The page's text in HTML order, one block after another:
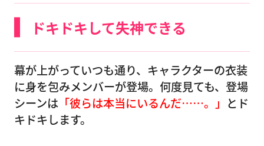
ドキドキして失神できる
幕が上がっていつも通り、キャラクターの衣装
に身を包みメンバーが登場。何度見ても、登場
シーンは 「彼らは本当にいるんだ……。」 とド
キドキします。